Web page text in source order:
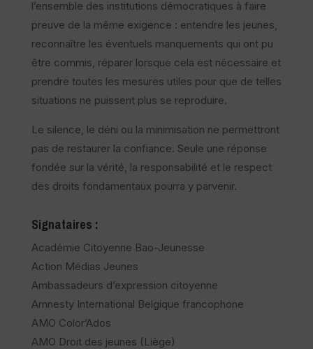
l’ensemble des institutions démocratiques à faire
preuve de la même exigence : entendre les jeunes,
reconnaître les éventuels manquements qui ont pu
être commis, réparer lorsque cela est nécessaire et
prendre toutes les mesures utiles pour que de telles
situations ne puissent plus se reproduire.
Le silence, le déni ou la minimisation ne permettront
pas de restaurer la confiance. Seule une réponse
fondée sur la vérité, la responsabilité et le respect
des droits fondamentaux pourra y parvenir.
Signataires :
Académie Citoyenne Bao-Jeunesse
Action Médias Jeunes
Ambassadeurs d’expression citoyenne
Amnesty International Belgique francophone
AMO Color’Ados
AMO Droit des jeunes (Liège)